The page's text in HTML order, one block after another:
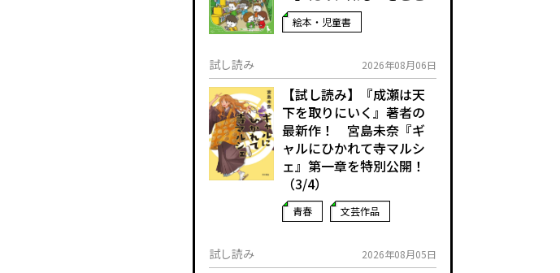
絵本・児童書
試し読み 2026年08月06日
【試し読み】『成瀬は天
下を取りにいく』著者の
最新作！ 宮島未奈『ギ
ャルにひかれて寺マルシ
ェ』第一章を特別公開！
（3/4）
青春 文芸作品
試し読み 2026年08月05日